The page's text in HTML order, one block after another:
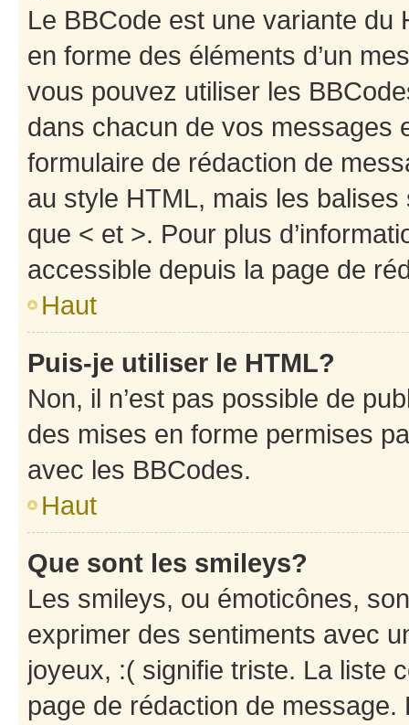
Le BBCode est une variante du
en forme des éléments d’un
vous pouvez utiliser les
dans chacun de vos messages
formulaire de rédaction de
au style HTML, mais les
que < et >. Pour plus
accessible depuis la page de
Haut
Puis-je utiliser le HTML?
Non, il n’est pas possible de
des mises en forme permises
avec les BBCodes.
Haut
Que sont les smileys?
Les smileys, ou émoticônes,
exprimer des sentiments avec
joyeux, :( signifie triste. La liste
page de rédaction de